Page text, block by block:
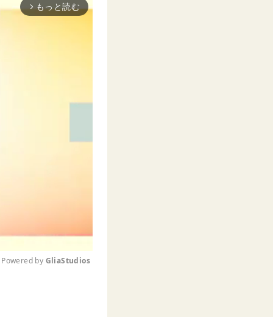
arrow_forward_ios もっと読む
Powered by GliaStudios